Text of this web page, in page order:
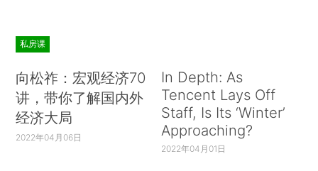
私房课
向松祚：宏观经济70
讲，带你了解国内外
经济大局
2022年04月06日
In Depth: As
Tencent Lays Off
Staff, Is Its ‘Winter’
Approaching?
2022年04月01日